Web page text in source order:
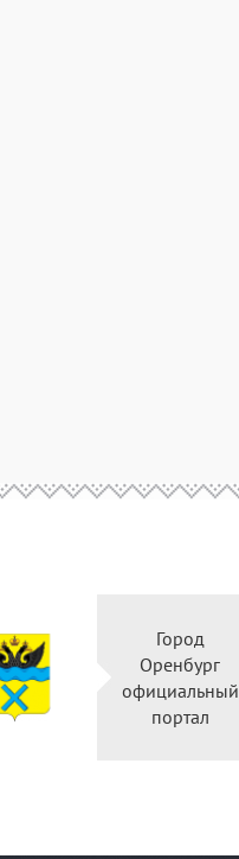
Город
Оренбург
официальный
портал